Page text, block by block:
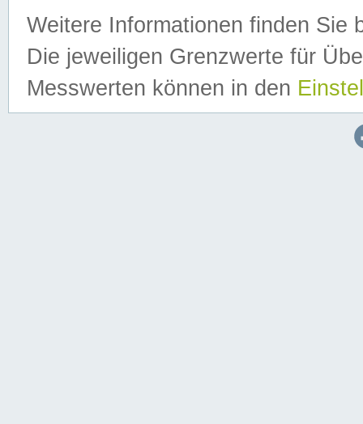
Weitere Informationen finden Sie
Die jeweiligen Grenzwerte für
Messwerten können in den